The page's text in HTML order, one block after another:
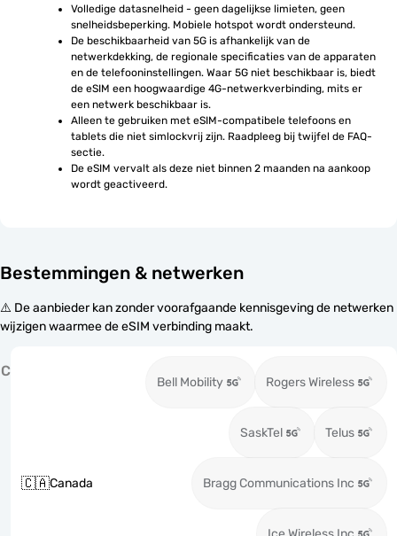
Volledige datasnelheid - geen dagelijkse limieten, geen
snelheidsbeperking. Mobiele hotspot wordt ondersteund.
De beschikbaarheid van 5G is afhankelijk van de
netwerkdekking, de regionale specificaties van de apparaten
en de telefooninstellingen. Waar 5G niet beschikbaar is, biedt
de eSIM een hoogwaardige 4G-netwerkverbinding, mits er
een netwerk beschikbaar is.
Alleen te gebruiken met eSIM-compatibele telefoons en
tablets die niet simlockvrij zijn. Raadpleeg bij twijfel de FAQ-
sectie.
De eSIM vervalt als deze niet binnen 2 maanden na aankoop
wordt geactiveerd.
Bestemmingen & netwerken
⚠️ De aanbieder kan zonder voorafgaande kennisgeving de netwerken
wijzigen waarmee de eSIM verbinding maakt.
C
🇨🇦Canada
Bell Mobility Rogers Wireless
SaskTel Telus
Bragg Communications Inc